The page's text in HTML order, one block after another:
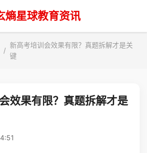
熵星球教育资讯
新高考培训会效果有限？真题拆解才是关
键
效果有限？真题拆解才是